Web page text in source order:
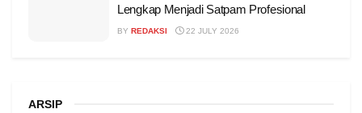
Lengkap Menjadi Satpam Profesional
BY REDAKSI 22 JULY 2026
ARSIP